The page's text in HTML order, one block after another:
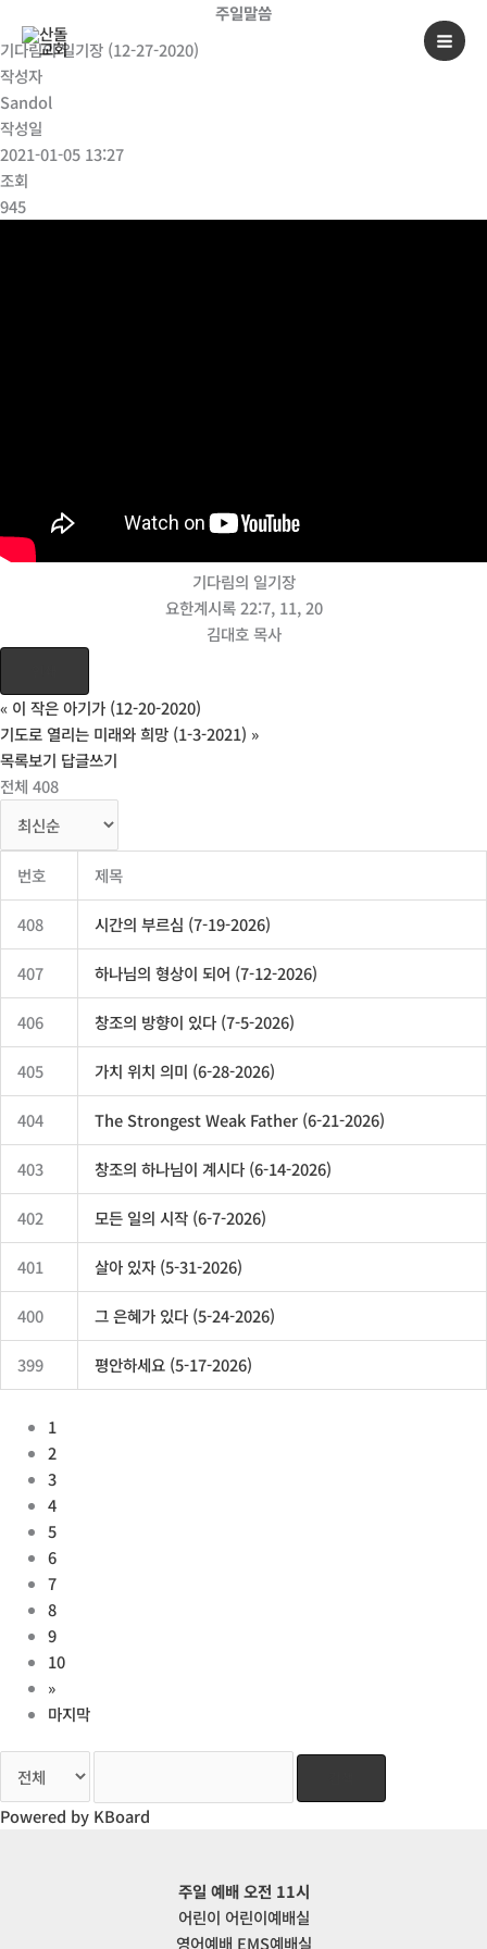
츠
로
건
너
뛰
기
주일말씀
기다림의 일기장 (12-27-2020)
작성자
Sandol
작성일
2021-01-05 13:27
조회
945
기다림의 일기장
요한계시록 22:7, 11, 20
김대호 목사
« 이 작은 아기가 (12-20-2020)
기도로 열리는 미래와 희망 (1-3-2021) »
목록보기 답글쓰기
전체 408
번호 제목
408 시간의 부르심 (7-19-2026)
407 하나님의 형상이 되어 (7-12-2026)
406 창조의 방향이 있다 (7-5-2026)
405 가치 위치 의미 (6-28-2026)
404 The Strongest Weak Father (6-21-2026)
403 창조의 하나님이 계시다 (6-14-2026)
402 모든 일의 시작 (6-7-2026)
401 살아 있자 (5-31-2026)
400 그 은혜가 있다 (5-24-2026)
399 평안하세요 (5-17-2026)
1
2
3
4
5
6
7
8
9
10
»
마지막
Powered by KBoard
주일 예배 오전 11시
어린이 어린이예배실
영어예배 EMS예배실